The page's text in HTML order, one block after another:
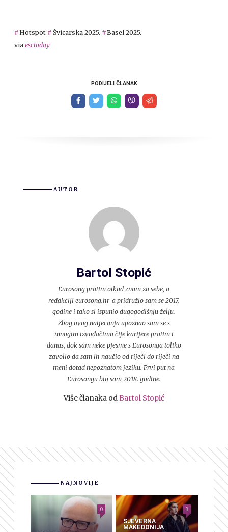
Hotspot Švicarska 2025.
Basel 2025.
via esctoday
PODIJELI ČLANAK
AUTOR
Bartol Stopić
Eurosong pratim otkad znam za sebe, a
redakciji eurosong.hr-a pridružio sam se 2017.
godine i tako si ispunio dugogodišnju želju.
Zbog ovog natjecanja upoznao sam se s
mnogim izvođačima čije karijere pratim i
danas, dok sam neke pjesme s Eurosonga toliko
zavolio da sam ih naučio od riječi do riječi na
meni dotad nepoznatom jeziku. Prvi put na
Eurosongu bio sam 2018. godine.
Više članaka odBartol Stopić
NAJNOVIJE
0
SJEVERNA
MAKEDONIJA
3